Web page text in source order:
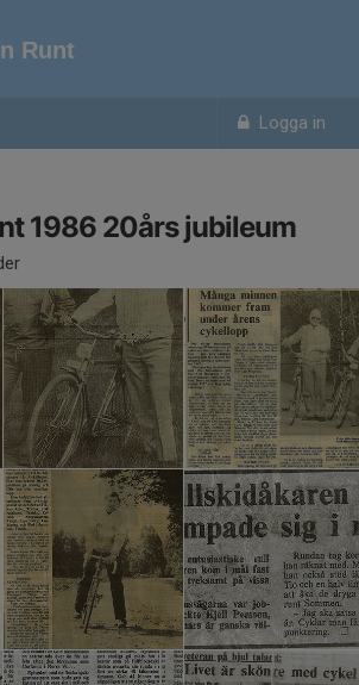
Logga in
Runt
1986 20års jubileum